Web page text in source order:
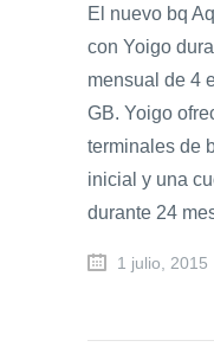
El nuevo bq
con Yoigo
mensual de 4
GB. Yoigo
terminales de
inicial y una
durante 24
1 julio, 2015